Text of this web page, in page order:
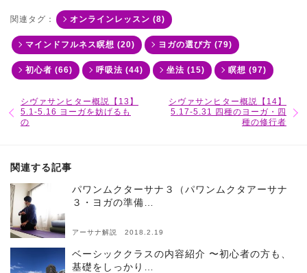
関連タグ： オンラインレッスン (8)
マインドフルネス瞑想 (20) ヨガの選び方 (79)
初心者 (66) 呼吸法 (44) 坐法 (15) 瞑想 (97)
シヴァサンヒター概説【13】
5.1-5.16 ヨーガを妨げるも
の
シヴァサンヒター概説【14】
5.17-5.31 四種のヨーガ・四
種の修行者
関連する記事
パワンムクターサナ３（パワンムクタアーサナ
３・ヨガの準備…
アーサナ解説 2018.2.19
ベーシッククラスの内容紹介 〜初心者の方も、
基礎をしっかり…